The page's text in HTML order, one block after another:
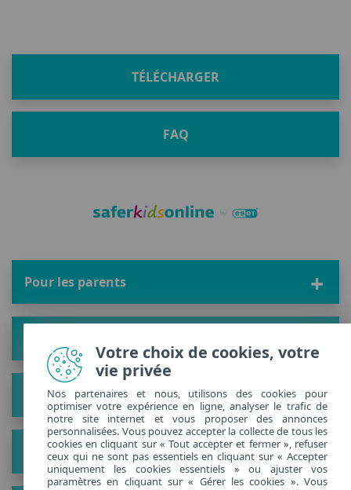
TÉLÉCHARGER
FAQ
Pour les parents
Solution
À propos
Votre choix de cookies, votre
vie privée
Nos partenaires et nous, utilisons des cookies pour
optimiser votre expérience en ligne, analyser le trafic de
notre site internet et vous proposer des annonces
personnalisées. Vous pouvez accepter la collecte de tous les
cookies en cliquant sur « Tout accepter et fermer », refuser
ceux qui ne sont pas essentiels en cliquant sur « Accepter
uniquement les cookies essentiels » ou ajuster vos
paramètres en cliquant sur « Gérer les cookies ». Vous